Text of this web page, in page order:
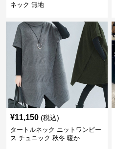
ネック 無地
¥11,150 (税込)
タートルネック ニットワンピー
ス チュニック 秋冬 暖か